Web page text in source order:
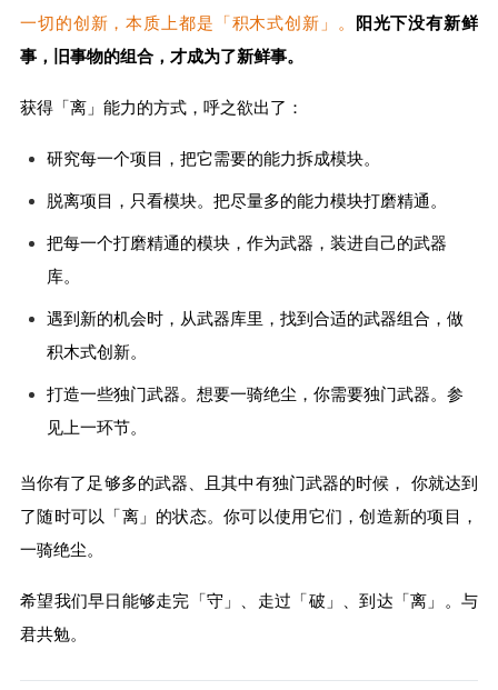
一切的创新，本质上都是「积木式创新」。
阳光下没有新鲜
事，旧事物的组合，才成为了新鲜事。
获得「离」能力的方式，呼之欲出了：
研究每一个项目，把它需要的能力拆成模块。
脱离项目，只看模块。把尽量多的能力模块打磨精通。
把每一个打磨精通的模块，作为武器，装进自己的武器
库。
遇到新的机会时，从武器库里，找到合适的武器组合，做
积木式创新。
打造一些独门武器。想要一骑绝尘，你需要独门武器。参
见上一环节。
当你有了足够多的武器、且其中有独门武器的时候， 你就达到
了随时可以「离」的状态。你可以使用它们，创造新的项目，
一骑绝尘。
希望我们早日能够走完「守」、走过「破」、到达「离」。与
君共勉。